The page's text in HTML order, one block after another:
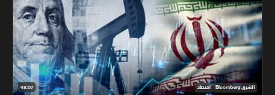
48:07 الشرق Bloomberg اقتصاد